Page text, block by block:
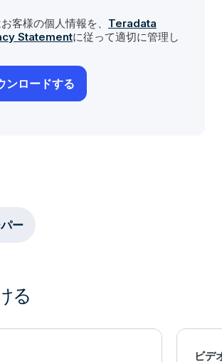
客様の個人情報を、 Teradata
Statementに従って適切に管理し
ー
る
ビデ